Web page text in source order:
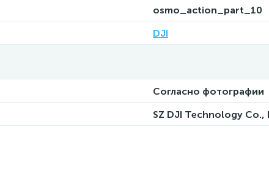
osmo_action_part_10
DJI
Согласно фотографии
SZ DJI Technology Co.,